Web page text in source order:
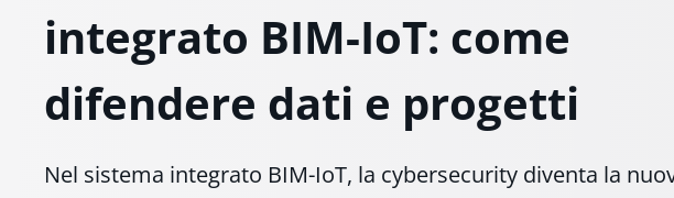
integrato BIM-IoT: come
difendere dati e progetti
Nel sistema integrato BIM-IoT, la cybersecurity diventa la